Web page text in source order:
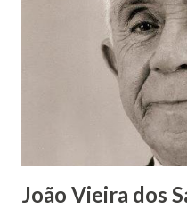
João Vieira dos